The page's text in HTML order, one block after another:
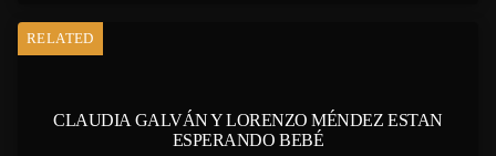
RELATED
CLAUDIA GALVÁN Y LORENZO MÉNDEZ ESTAN
ESPERANDO BEBÉ